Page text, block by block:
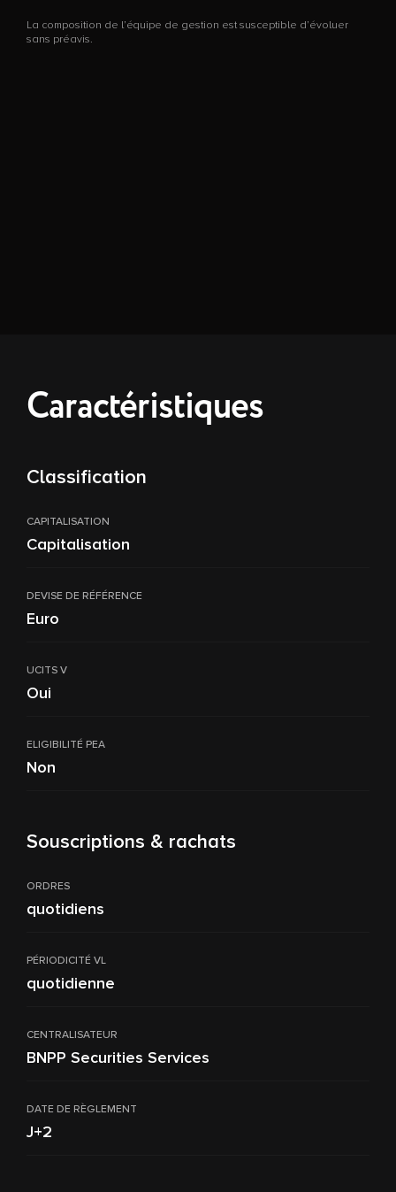
La composition de l’équipe de gestion est susceptible d’évoluer
sans préavis.
Caractéristiques
Classification
CAPITALISATION
Capitalisation
DEVISE DE RÉFÉRENCE
Euro
UCITS V
Oui
ELIGIBILITÉ PEA
Non
Souscriptions & rachats
ORDRES
quotidiens
PÉRIODICITÉ VL
quotidienne
CENTRALISATEUR
BNPP Securities Services
DATE DE RÈGLEMENT
J+2